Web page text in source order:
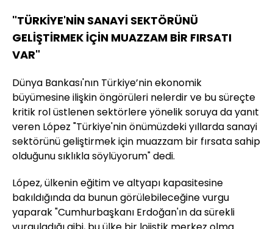
"TÜRKİYE'NİN SANAYİ SEKTÖRÜNÜ
GELİŞTİRMEK İÇİN MUAZZAM BİR FIRSATI
VAR"
Dünya Bankası'nın Türkiye’nin ekonomik
büyümesine ilişkin öngörüleri nelerdir ve bu süreçte
kritik rol üstlenen sektörlere yönelik soruya da yanıt
veren López "Türkiye'nin önümüzdeki yıllarda sanayi
sektörünü geliştirmek için muazzam bir fırsata sahip
olduğunu sıklıkla söylüyorum" dedi.
López, ülkenin eğitim ve altyapı kapasitesine
bakıldığında da bunun görülebileceğine vurgu
yaparak "Cumhurbaşkanı Erdoğan'ın da sürekli